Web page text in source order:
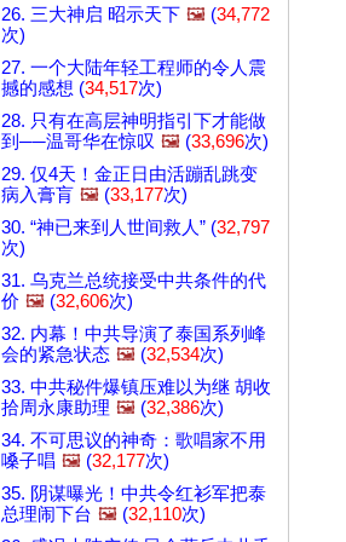
26. 三大神启 昭示天下 🖼️ (34,772
次)
27. 一个大陆年轻工程师的令人震
撼的感想 (34,517次)
28. 只有在高层神明指引下才能做
到──温哥华在惊叹 🖼️ (33,696次)
29. 仅4天！金正日由活蹦乱跳变
病入膏肓 🖼️ (33,177次)
30. “神已来到人世间救人” (32,797
次)
31. 乌克兰总统接受中共条件的代
价 🖼️ (32,606次)
32. 内幕！中共导演了泰国系列峰
会的紧急状态 🖼️ (32,534次)
33. 中共秘件爆镇压难以为继 胡收
拾周永康助理 🖼️ (32,386次)
34. 不可思议的神奇：歌唱家不用
嗓子唱 🖼️ (32,177次)
35. 阴谋曝光！中共令红衫军把泰
总理闹下台 🖼️ (32,110次)